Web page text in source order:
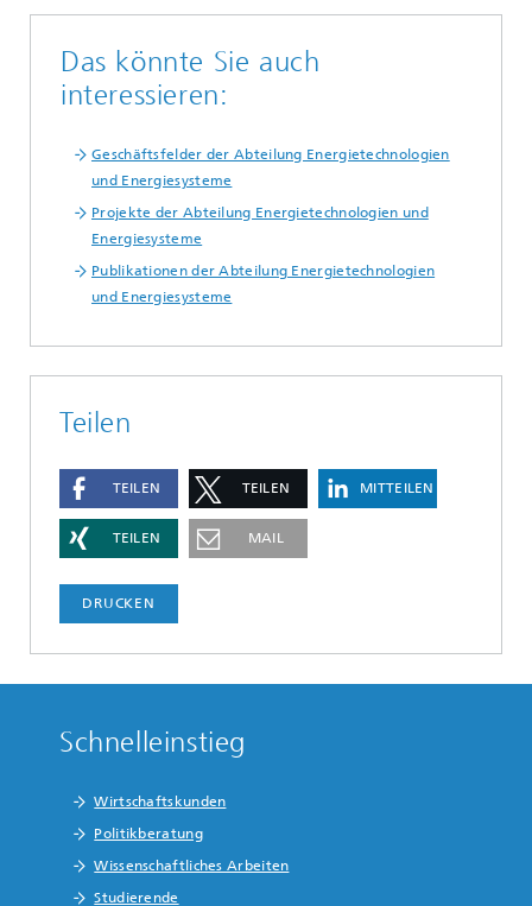
Das könnte Sie auch
interessieren:
Geschäftsfelder der Abteilung Energietechnologien
und Energiesysteme
Projekte der Abteilung Energietechnologien und
Energiesysteme
Publikationen der Abteilung Energietechnologien
und Energiesysteme
Teilen
TEILEN TEILEN MITTEILEN
TEILEN MAIL
DRUCKEN
Schnelleinstieg
Wirtschaftskunden
Politikberatung
Wissenschaftliches Arbeiten
Studierende